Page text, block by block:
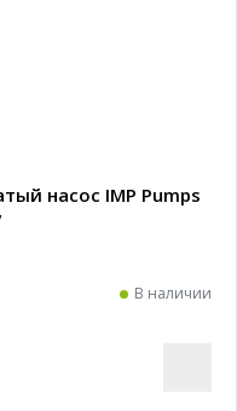
насос IMP Pumps
В наличии